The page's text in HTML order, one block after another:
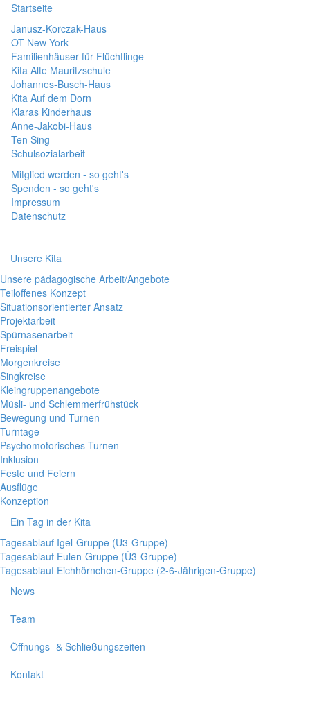
Startseite
Janusz-Korczak-Haus
OT New York
Familienhäuser für Flüchtlinge
Kita Alte Mauritzschule
Johannes-Busch-Haus
Kita Auf dem Dorn
Klaras Kinderhaus
Anne-Jakobi-Haus
Ten Sing
Schulsozialarbeit
Mitglied werden - so geht's
Spenden - so geht's
Impressum
Datenschutz
Unsere Kita
Unsere pädagogische Arbeit/Angebote
Teiloffenes Konzept
Situationsorientierter Ansatz
Projektarbeit
Spürnasenarbeit
Freispiel
Morgenkreise
Singkreise
Kleingruppenangebote
Müsli- und Schlemmerfrühstück
Bewegung und Turnen
Turntage
Psychomotorisches Turnen
Inklusion
Feste und Feiern
Ausflüge
Konzeption
Ein Tag in der Kita
Tagesablauf Igel-Gruppe (U3-Gruppe)
Tagesablauf Eulen-Gruppe (Ü3-Gruppe)
Tagesablauf Eichhörnchen-Gruppe (2-6-Jährigen-Gruppe)
News
Team
Öffnungs- & Schließungszeiten
Kontakt